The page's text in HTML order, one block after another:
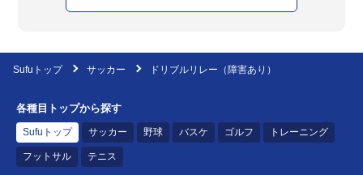
Sufuトップ サッカー ドリブルリレー（障害あり）
各種目トップから探す
Sufuトップ サッカー 野球 バスケ ゴルフ トレーニング
フットサル テニス